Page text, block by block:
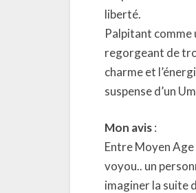
liberté.
Palpitant comme
regorgeant de
charme et
suspense d’un
Mon avis:
Entre Moyen
voyou.. un
imaginer la suite